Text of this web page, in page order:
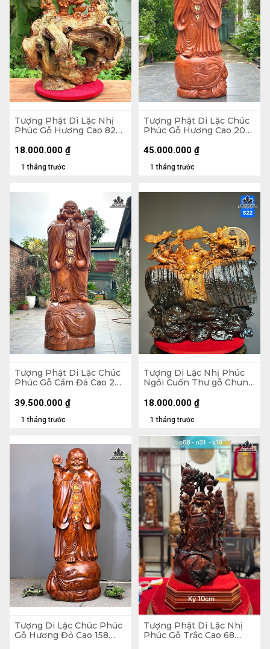
Tượng Phật Di Lặc Nhị
Phúc Gỗ Hương Cao 82
1 tháng trước
18.000.000 ₫
Tượng Phật Di Lặc Chúc
Phúc Gỗ Hương Cao 200
1 tháng trước
45.000.000 ₫
Tượng Phật Di Lặc Chúc
Phúc Gỗ Cẩm Đá Cao 200
1 tháng trước
39.500.000 ₫
Tượng Di Lặc Nhị Phúc
Ngồi Cuốn Thư gỗ Chun
50 Sâu 22 (cm)
1 tháng trước
18.000.000 ₫
Tượng Di Lặc Chúc Phúc
Gỗ Hương Đỏ Cao 158
Tượng Phật Di Lặc Nhị
Phúc Gỗ Trắc Cao 68